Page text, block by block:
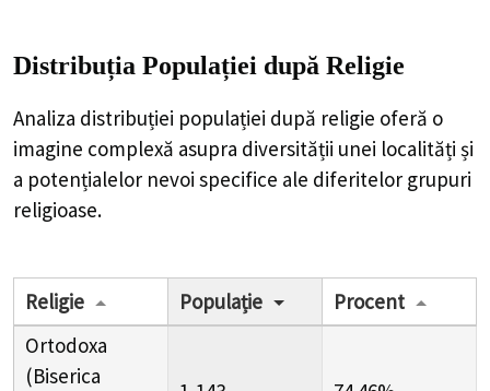
Distribuția Populației după Religie
Analiza distribuției populației după religie oferă o
imagine complexă asupra diversității unei localități și
a potențialelor nevoi specifice ale diferitelor grupuri
religioase.
Religie Populație
Procent
Ortodoxa
(Biserica